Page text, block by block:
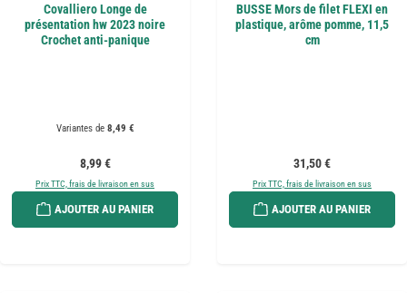
Covalliero Longe de
présentation hw 2023 noire
Crochet anti-panique
Variantes de8,49 €
Prix régulier :
8,99 €
Prix TTC, frais de livraison en sus
AJOUTER AU PANIER
BUSSE Mors de filet FLEXI en
plastique, arôme pomme, 11,5
cm
Prix régulier :
31,50 €
Prix TTC, frais de livraison en sus
AJOUTER AU PANIER